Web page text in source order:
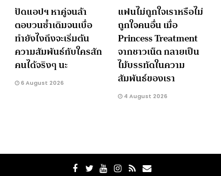
ปัดแอปฯ หาคู่จนล้า
ตอบวนซ้ำเดิมจนเบื่อ
ทำยังไงถึงจะเริ่มต้น
ความสัมพันธ์กับใครสัก
คนได้จริงๆ นะ
6 August 2026
แฟนไม่ถูกใจเราหรือไม่
ถูกใจคนอื่น เมื่อ
Princess Treatment
จากชาวเน็ต กลายเป็น
ไม้บรรทัดในความ
สัมพันธ์ของเรา
4 August 2026